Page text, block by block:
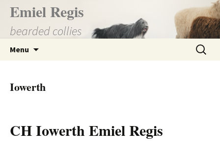
Přejít
obsahu
Emiel Regis
bearded collies
Menu
Iowerth
CH Iowerth Emiel Regis